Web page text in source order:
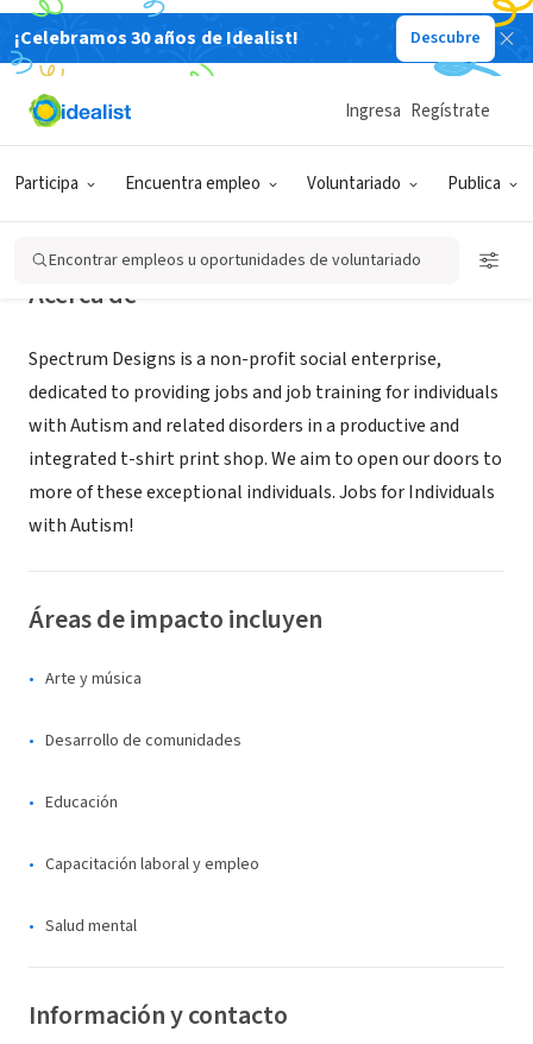
¡Celebramos 30 años de Idealist! Descubre
Participa Encuentra empleo Voluntariado Publica
Ingresa Regístrate
Encontrar empleos u oportunidades de voluntariado
ORGANIZACIÓN SIN FIN DE LUCRO
Spectrum Designs Foundation
Acerca de
Spectrum Designs is a non-profit social enterprise,
dedicated to providing jobs and job training for individuals
with Autism and related disorders in a productive and
integrated t-shirt print shop. We aim to open our doors to
more of these exceptional individuals. Jobs for Individuals
with Autism!
Áreas de impacto incluyen
Arte y música
Desarrollo de comunidades
Educación
Capacitación laboral y empleo
Salud mental
Información y contacto